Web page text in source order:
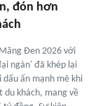
đón hơn
Đen 2026 với
ngàn' đã khép lại
dấu ấn mạnh mẽ khi
khách, mang về